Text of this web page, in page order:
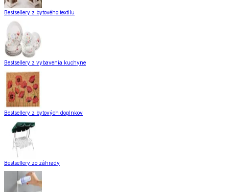
Bestsellery z bytového textilu
Bestsellery z vybavenia kuchyne
Bestsellery z bytových doplnkov
Bestsellery zo záhrady